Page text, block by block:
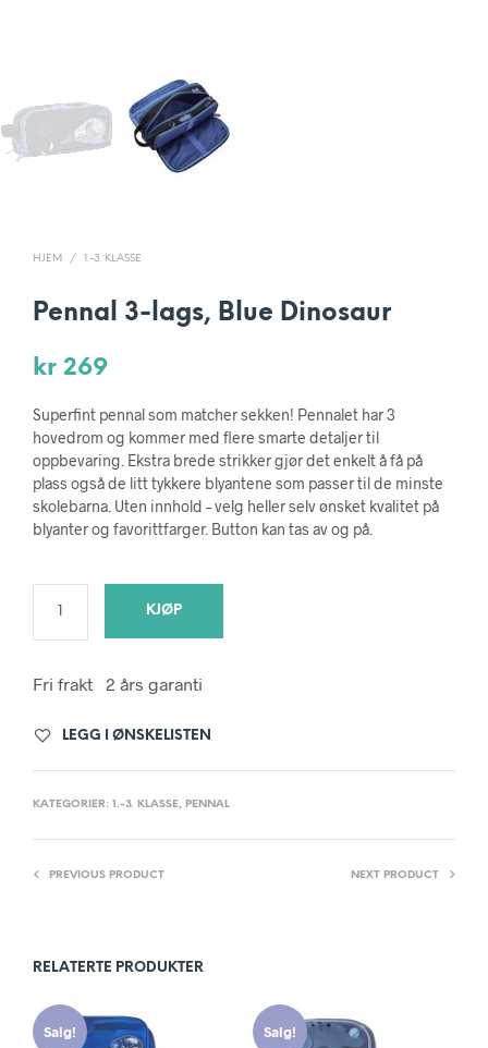
HJEM / 1.-3. KLASSE
Pennal 3-lags, Blue Dinosaur
kr 269
Superfint pennal som matcher sekken! Pennalet har 3
hovedrom og kommer med flere smarte detaljer til
oppbevaring. Ekstra brede strikker gjør det enkelt å få på
plass også de litt tykkere blyantene som passer til de minste
skolebarna. Uten innhold – velg heller selv ønsket kvalitet på
blyanter og favorittfarger. Button kan tas av og på.
KJØP
Fri frakt 2 års garanti
LEGG I ØNSKELISTEN
KATEGORIER: 1.-3. KLASSE, PENNAL
PREVIOUS PRODUCT NEXT PRODUCT
RELATERTE PRODUKTER
Salg! Salg!